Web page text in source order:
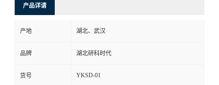
产品详请
产地 湖北、武汉
品牌 湖北研科时代
货号 YKSD-01